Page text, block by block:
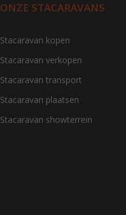
ONZE STACARAVANS
Stacaravan kopen
Stacaravan verkopen
Stacaravan transport
Stacaravan plaatsen
Stacaravan showterrein